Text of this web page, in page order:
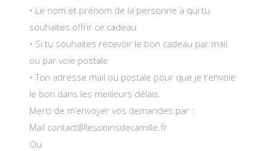
• Le nom et prénom de la personne à qui tu
souhaites offrir ce cadeau
• Si tu souhaites recevoir le bon cadeau par mail
ou par voie postale
• Ton adresse mail ou postale pour que je t’envoie
le bon dans les meilleurs délais.
Merci de m’envoyer vos demandes par :
Mail contact@lessoinsdecamille.fr
Ou